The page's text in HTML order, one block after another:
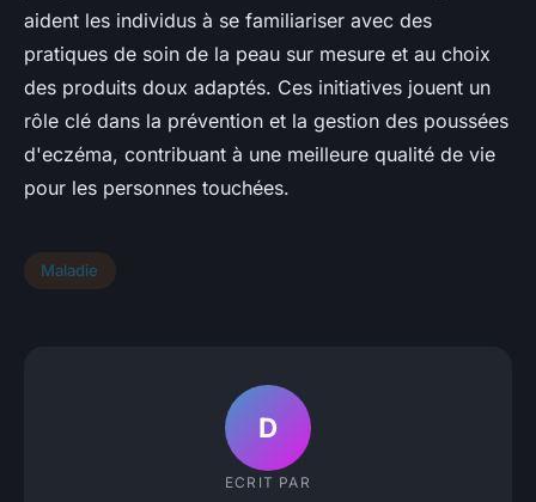
aident les individus à se familiariser avec des
pratiques de soin de la peau sur mesure et au choix
des produits doux adaptés. Ces initiatives jouent un
rôle clé dans la prévention et la gestion des poussées
d'eczéma, contribuant à une meilleure qualité de vie
pour les personnes touchées.
Maladie
D
ECRIT PAR